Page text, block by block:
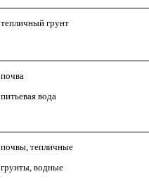
тепличный грунт
почва
питьевая вода
почвы, тепличные
грунты, водные